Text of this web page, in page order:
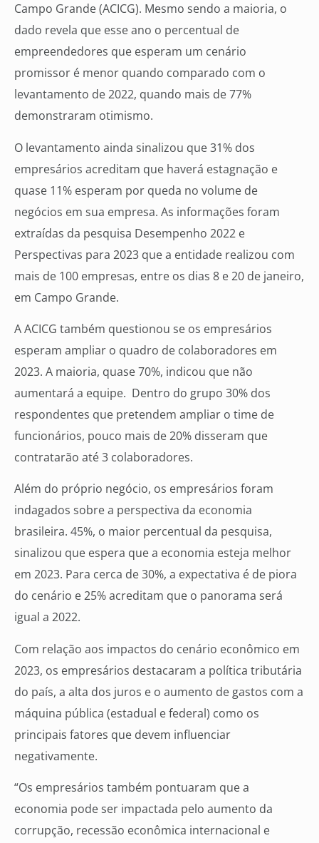
Campo Grande (ACICG). Mesmo sendo a maioria, o
dado revela que esse ano o percentual de
empreendedores que esperam um cenário
promissor é menor quando comparado com o
levantamento de 2022, quando mais de 77%
demonstraram otimismo.
O levantamento ainda sinalizou que 31% dos
empresários acreditam que haverá estagnação e
quase 11% esperam por queda no volume de
negócios em sua empresa. As informações foram
extraídas da pesquisa Desempenho 2022 e
Perspectivas para 2023 que a entidade realizou com
mais de 100 empresas, entre os dias 8 e 20 de janeiro,
em Campo Grande.
A ACICG também questionou se os empresários
esperam ampliar o quadro de colaboradores em
2023. A maioria, quase 70%, indicou que não
aumentará a equipe. Dentro do grupo 30% dos
respondentes que pretendem ampliar o time de
funcionários, pouco mais de 20% disseram que
contratarão até 3 colaboradores.
Além do próprio negócio, os empresários foram
indagados sobre a perspectiva da economia
brasileira. 45%, o maior percentual da pesquisa,
sinalizou que espera que a economia esteja melhor
em 2023. Para cerca de 30%, a expectativa é de piora
do cenário e 25% acreditam que o panorama será
igual a 2022.
Com relação aos impactos do cenário econômico em
2023, os empresários destacaram a política tributária
do país, a alta dos juros e o aumento de gastos com a
máquina pública (estadual e federal) como os
principais fatores que devem influenciar
negativamente.
“Os empresários também pontuaram que a
economia pode ser impactada pelo aumento da
corrupção, recessão econômica internacional e